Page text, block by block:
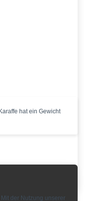
der Nutzung unserer
hat ein Gewicht